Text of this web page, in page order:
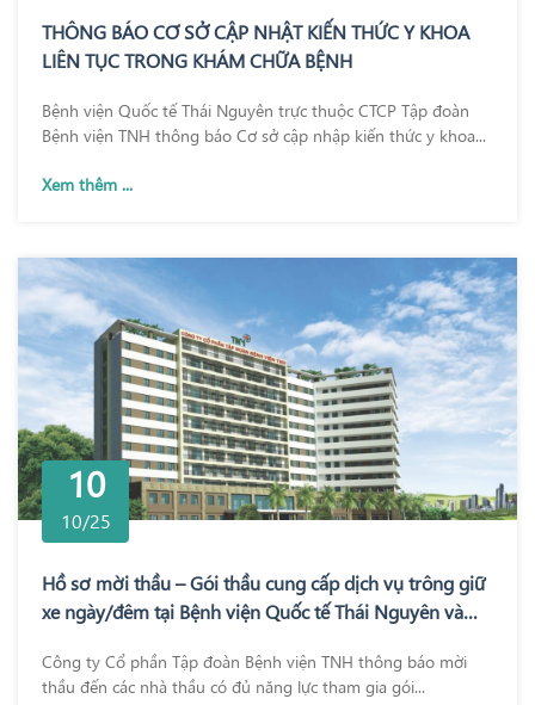
THÔNG BÁO CƠ SỞ CẬP NHẬT KIẾN THỨC Y KHOA
LIÊN TỤC TRONG KHÁM CHỮA BỆNH
Bệnh viện Quốc tế Thái Nguyên trực thuộc CTCP Tập đoàn
Bệnh viện TNH thông báo Cơ sở cập nhập kiến thức y khoa...
Xem thêm ...
10
10/25
Hồ sơ mời thầu – Gói thầu cung cấp dịch vụ trông giữ
xe ngày/đêm tại Bệnh viện Quốc tế Thái Nguyên và
Công ty Cổ phần Tập đoàn Bệnh viện TNH thông báo mời
thầu đến các nhà thầu có đủ năng lực tham gia gói...